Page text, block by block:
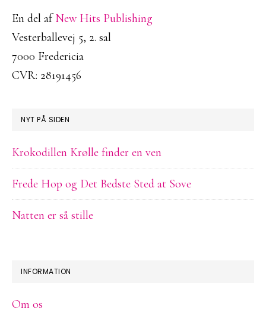
En del afNew Hits Publishing
Vesterballevej 5, 2. sal
7000 Fredericia
CVR: 28191456
NYT PÅ SIDEN
Krokodillen Krølle finder en ven
Frede Hop og Det Bedste Sted at Sove
Natten er så stille
INFORMATION
Om os